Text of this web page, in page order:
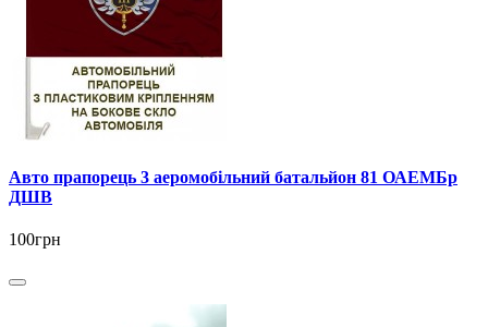
Авто прапорець 3 аеромобільний батальйон 81 ОАЕМБр
ДШВ
100грн